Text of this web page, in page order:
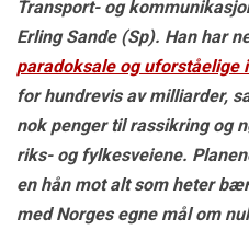
Transport- og
Erling Sande (Sp). Han har
paradoksale og uforståelige
for hundrevis av milliarder,
nok penger til rassikring og
riks- og fylkesveiene.
en hån mot alt som heter
med Norges egne mål om